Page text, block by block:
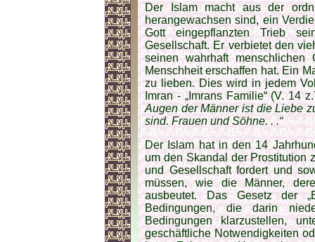
Der Islam macht aus der
herangewachsen sind, ein
Gott eingepflanzten Trieb
Gesellschaft. Er verbietet den
seinen wahrhaft
Menschheit erschaffen hat. Ein
zu lieben. Dies wird in jedem
Imran - „Imrans Familie“ (V. 14
Augen der Männer ist die Liebe
sind. Frauen und Söhne. . .“
Der Islam hat in den 14
um den Skandal der Prostitution
und Gesellschaft fordert und
müssen, wie die Männer,
ausbeutet. Das Gesetz der
Bedingungen, die darin
Bedingungen klarzustellen,
geschäftliche Notwendigkeiten